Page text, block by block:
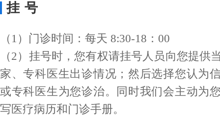
挂号
（1）门诊时间：每天 8:30-18：00
（2）挂号时，您有权请挂号人员向您提供
家、专科医生出诊情况；然后选择您认为
或专科医生为您诊治。同时我们会主动为
写医疗病历和门诊手册。